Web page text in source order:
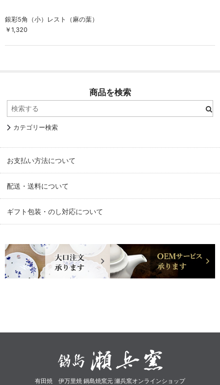
銀彩5角（小）レスト（麻の葉）
￥1,320
商品を検索
カテゴリー検索
お支払い方法について
配送・送料について
ギフト包装・のし対応について
有田焼 伊万里焼 鍋島焼窯元 瀬兵窯オンラインショップ